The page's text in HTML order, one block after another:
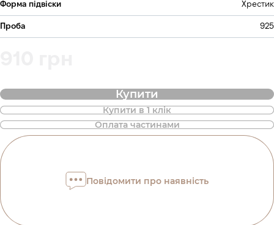
Форма підвіски Хрестик
Проба 925
Купити
Купити в 1 клік
Оплата частинами
Також доступна покупка товару в
оплату частинами
Оплата частинами Приватбанк
Оплату можна розділити на 2 або 3 платежі. Без
Повідомити про наявність